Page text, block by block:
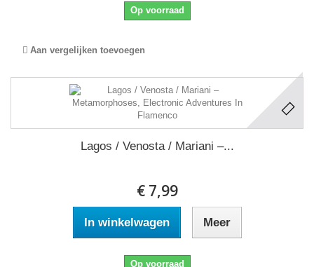
Op voorraad
Aan vergelijken toevoegen
Lagos / Venosta / Mariani ‎–...
€ 7,99
In winkelwagen Meer
Op voorraad